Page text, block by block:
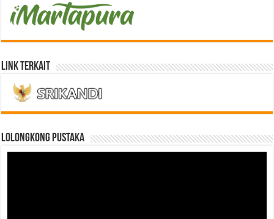
Link Terkait
LOLONGKONG PUSTAKA